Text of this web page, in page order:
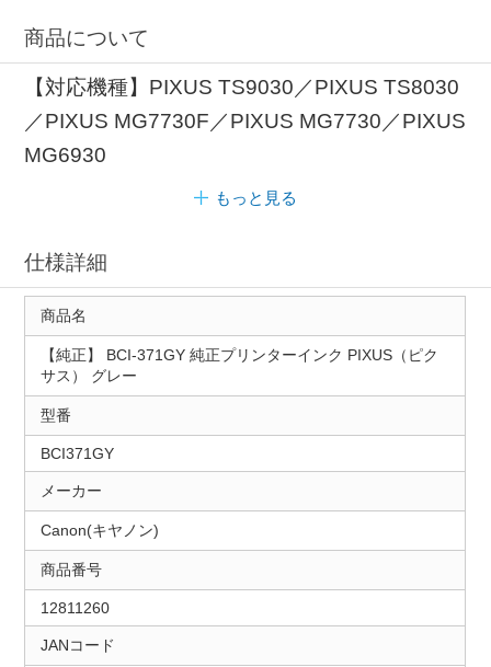
商品について
【対応機種】PIXUS TS9030／PIXUS TS8030
／PIXUS MG7730F／PIXUS MG7730／PIXUS
MG6930
もっと見る
仕様詳細
商品名
【純正】 BCI-371GY 純正プリンターインク PIXUS（ピク
サス） グレー
型番
BCI371GY
メーカー
Canon(キヤノン)
商品番号
12811260
JANコード